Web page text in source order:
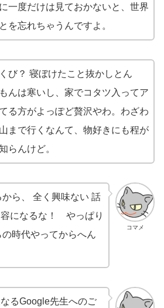
一度だけは見ておかないと、世界
を忘れちゃうんですよ。
び？ 寝ぼけたこと抜かしとん
んは寒いし、家でコタツ入ってア
る方がよっぽど贅沢やわ。わざわ
まで行くなんて、物好きにも程が
らんけど。
コマメ
ら、 全く興味ない 話
になるな！ やっぱり
時代やってからへん
るGoogle先生へのご